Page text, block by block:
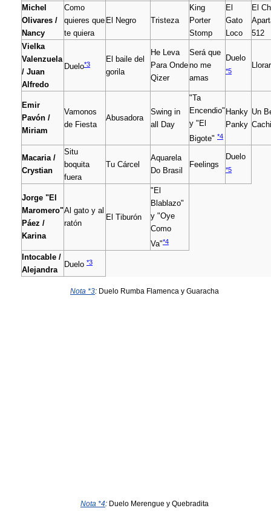
Michel
Olivares /
Nancy
Como
quieres que
te quiera
El Negro Tristeza
King
Porter
Stomp
El
Gato
Loco
El
512
Vielka
Valenzuela
/ Juan
Alfredo
Duelo*3
El baile del
gorila
He Leva
Para Onde
Qizer
Será que
no me
amas
Duelo
*5
Emir
Pavón /
Miriam
Vamonos
de Fiesta
Abusadora
Swing in
all Day
"Ta
Encendio"
y "El
Bigote" *4
Hanky
Panky
Un
Macaria /
Crystian
Situ
boquita
fuera
Tu Cárcel
Aquarela
Do Brasil
Feelings
Duelo
*5
Jorge "El
Maromero"
Páez /
Karina
Al gato y al
ratón
El Tiburón
"El
Blablazo"
y "Oye
Como
Va"*4
Intocable /
Alejandra
Duelo *3
Nota *3: Duelo Rumba Flamenca y Guaracha
Nota *4: Duelo Merengue y Quebradita